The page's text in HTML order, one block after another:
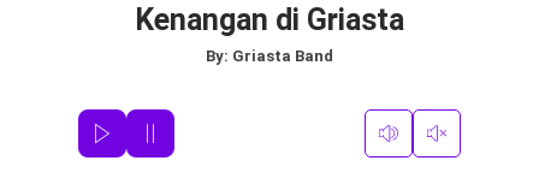
Kenangan di Griasta
By: Griasta Band